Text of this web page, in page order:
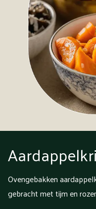
Ovengebakken
gebracht met tijm en